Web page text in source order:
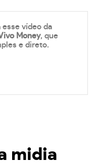
esse vídeo da
Money, que
e direto.
midia